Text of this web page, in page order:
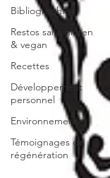
Bibliographie
Restos sans gluten
& vegan
Recettes
Développement
personnel
Environnement
Témoignages de
régénération